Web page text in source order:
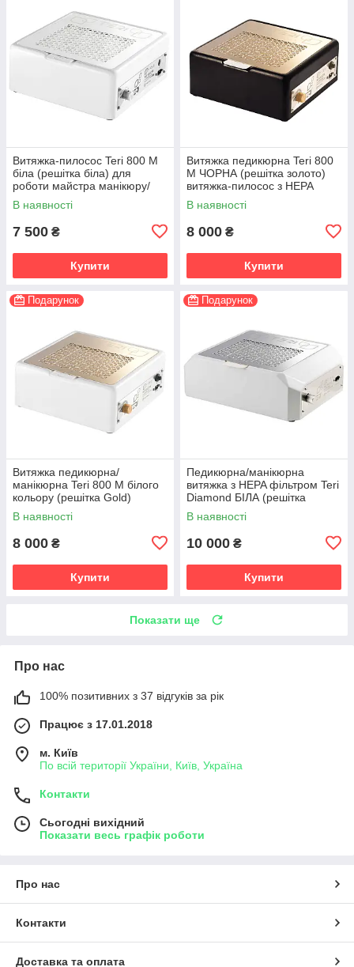
Витяжка-пилосос Teri 800 М
біла (решітка біла) для
роботи майстра манікюру/
педикюру витяжки
з HEPA фільтром
В наявності
7 500 ₴
Купити
Витяжка педикюрна Teri 800
М ЧОРНА (решітка золото)
витяжка-пилосос з HEPA
фільтром
В наявності
8 000 ₴
Купити
Подарунок
Витяжка педикюрна/
манікюрна Teri 800 М білого
кольору (решітка Gold)
витяжка з фільтром HEPA
В наявності
8 000 ₴
Купити
Подарунок
Педикюрна/манікюрна
витяжка з HEPA фільтром Teri
Diamond БІЛА (решітка
металік)
В наявності
10 000 ₴
Купити
Показати ще
Про нас
100% позитивних з 37 відгуків за рік
Працює з 17.01.2018
м. Київ
По всій території України, Київ, Україна
Контакти
Сьогодні вихідний
Показати весь графік роботи
Про нас
Контакти
Доставка та оплата